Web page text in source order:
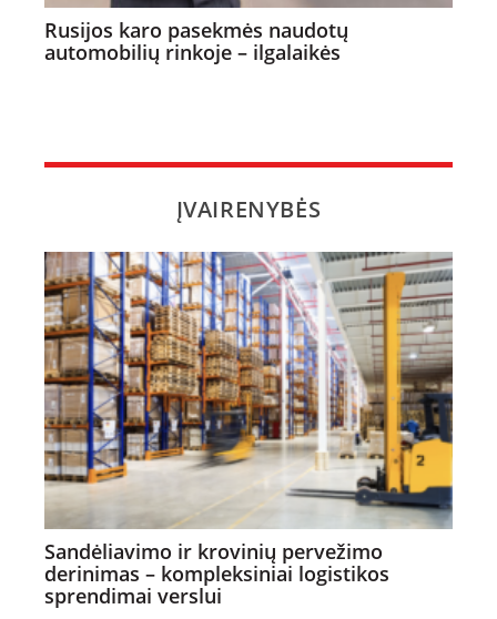
Rusijos karo pasekmės naudotų
automobilių rinkoje – ilgalaikės
ĮVAIRENYBĖS
Sandėliavimo ir krovinių pervežimo
derinimas – kompleksiniai logistikos
sprendimai verslui